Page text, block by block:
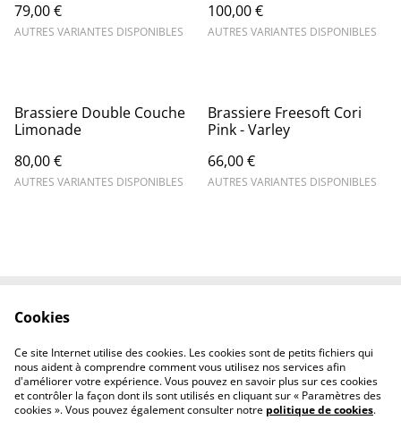
79,00 €
AUTRES VARIANTES DISPONIBLES
100,00 €
AUTRES VARIANTES DISPONIBLES
Brassiere Double Couche
Limonade
80,00 €
AUTRES VARIANTES DISPONIBLES
Brassiere Freesoft Cori
Pink - Varley
66,00 €
AUTRES VARIANTES DISPONIBLES
Politique de
confidentialité
Politique de cookies
Cookies
Ce site Internet utilise des cookies. Les cookies sont de petits fichiers qui
nous aident à comprendre comment vous utilisez nos services afin
d'améliorer votre expérience. Vous pouvez en savoir plus sur ces cookies
et contrôler la façon dont ils sont utilisés en cliquant sur « Paramètres des
cookies ». Vous pouvez également consulter notre politique de cookies.